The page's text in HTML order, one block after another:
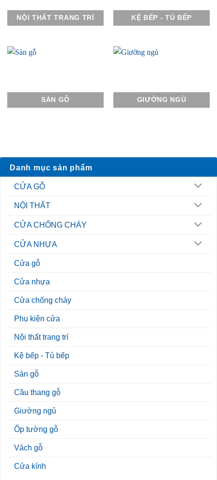
NỘI THẤT TRANG TRÍ KỆ BẾP - TỦ BẾP
SÀN GỖ GIƯỜNG NGỦ
Danh mục sản phẩm
CỬA GỖ
NỘI THẤT
CỬA CHỐNG CHÁY
CỬA NHỰA
Cửa gỗ
Cửa nhựa
Cửa chống cháy
Phụ kiện cửa
Nội thất trang trí
Kệ bếp - Tủ bếp
Sàn gỗ
Cầu thang gỗ
Giường ngủ
Ốp tường gỗ
Vách gỗ
Cửa kính